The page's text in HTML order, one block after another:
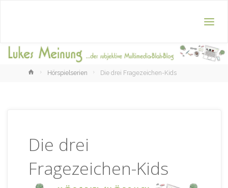
HomeHörspielserien Die drei Fragezeichen-Kids
Die drei
Fragezeichen-Kids